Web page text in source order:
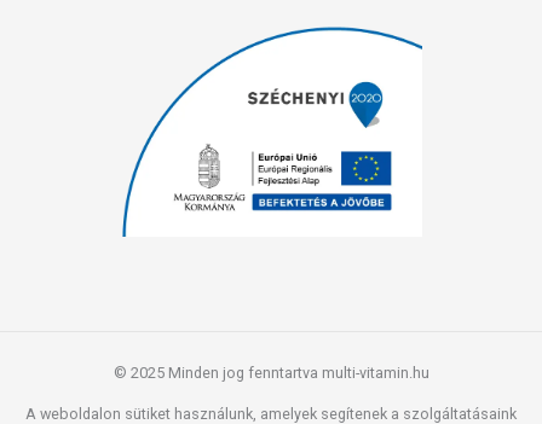
© 2025 Minden jog fenntartva multi-vitamin.hu
A weboldalon sütiket használunk, amelyek segítenek a szolgáltatásaink